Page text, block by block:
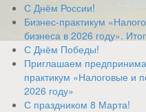
С Днём России!
Бизнес-практикум
бизнеса в 2026 году».
С Днём Победы!
Приглашаем
практикум «Налоговые и
2026 году»
С праздником 8 Марта!